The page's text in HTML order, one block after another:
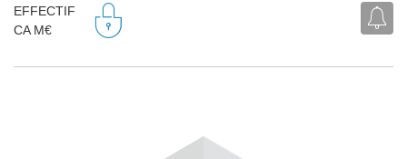
EFFECTIF
CA M€